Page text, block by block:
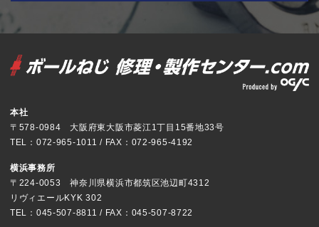
本社
〒578-0984 大阪府東大阪市菱江1丁目15番地33号
TEL：072-965-1011 / FAX：072-965-4192
横浜事務所
〒224-0053 神奈川県横浜市都筑区池辺町4312
リヴィエールKYK 302
TEL：045-507-8811 / FAX：045-507-8722